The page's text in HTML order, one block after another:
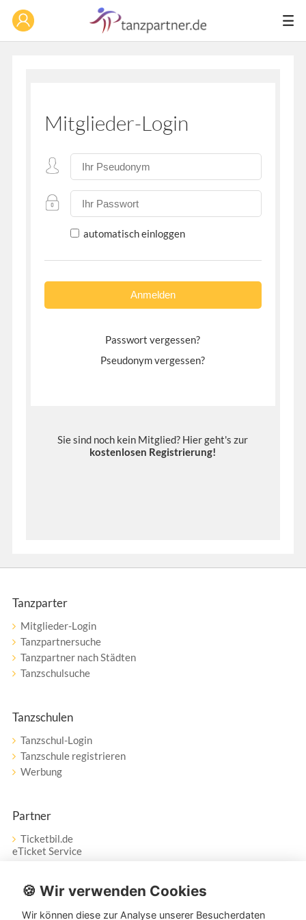
Mitglieder-Login
automatisch einloggen
Passwort vergessen?
Pseudonym vergessen?
Sie sind noch kein Mitglied? Hier geht's zur
kostenlosen Registrierung!
Tanzparter
Mitglieder-Login
Tanzpartnersuche
Tanzpartner nach Städten
Tanzschulsuche
Tanzschulen
Tanzschul-Login
Tanzschule registrieren
Werbung
Partner
Ticketbil.de
eTicket Service
Vertrag widerrufen
🍪 Wir verwenden Cookies
Wir können diese zur Analyse unserer Besucherdaten